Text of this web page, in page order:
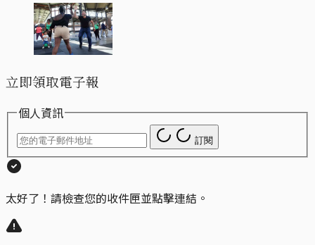
立即領取電子報
個人資訊
訂閱
太好了！請檢查您的收件匣並點擊連結。